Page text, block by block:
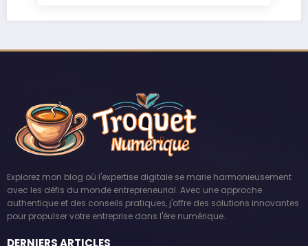
Explorez mon blog où l'expertise digitale se marie harmonieusement
avec les défis du monde entrepreneurial. Avec une approche
authentique et des conseils pratiques, j'offre des solutions innovantes
pour propulser votre entreprise dans l'ère numérique.
DERNIERS ARTICLES